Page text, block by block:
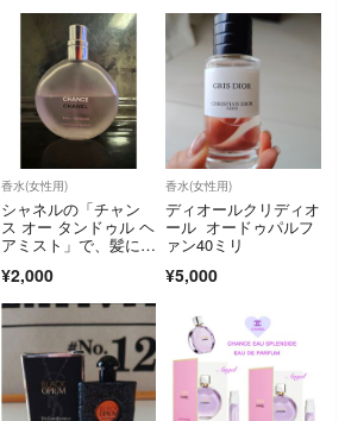
香水(女性用)
シャネルの「チャン
ス オー タンドゥル ヘ
アミスト」で、髪にフ
の繊細な香りをまとわ
せることができます。
¥2,000
香水(女性用)
ディオールクリディオ
ール オードゥパルフ
ァン40ミリ
¥5,000